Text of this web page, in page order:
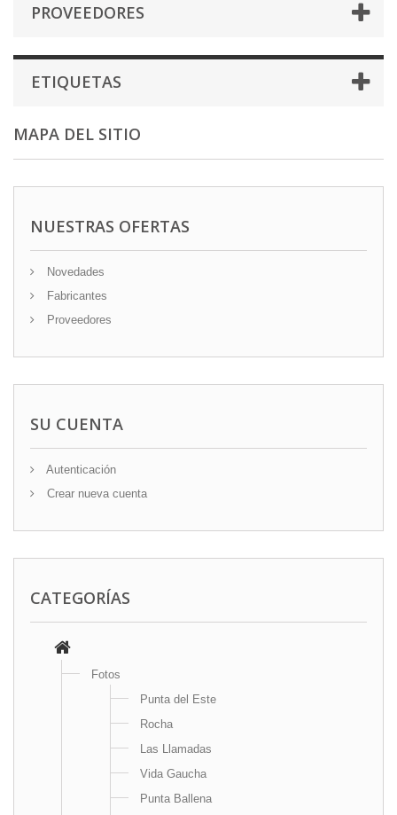
PROVEEDORES
ETIQUETAS
MAPA DEL SITIO
NUESTRAS OFERTAS
Novedades
Fabricantes
Proveedores
SU CUENTA
Autenticación
Crear nueva cuenta
CATEGORÍAS
Fotos
Punta del Este
Rocha
Las Llamadas
Vida Gaucha
Punta Ballena